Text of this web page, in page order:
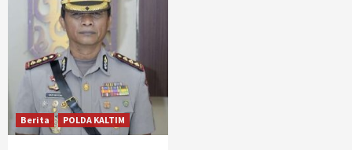
Berita POLDA KALTIM